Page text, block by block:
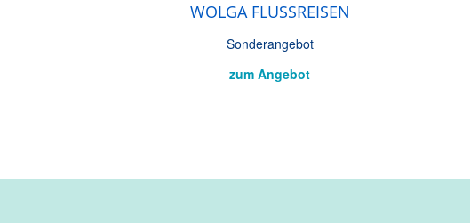
WOLGA FLUSSREISEN
Sonderangebot
zum Angebot